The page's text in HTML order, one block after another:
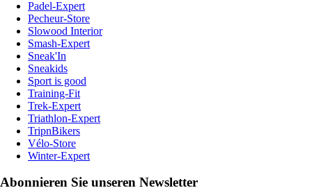
Padel-Expert
Pecheur-Store
Slowood Interior
Smash-Expert
Sneak'In
Sneakids
Sport is good
Training-Fit
Trek-Expert
Triathlon-Expert
TripnBikers
Vélo-Store
Winter-Expert
Abonnieren Sie unseren Newsletter